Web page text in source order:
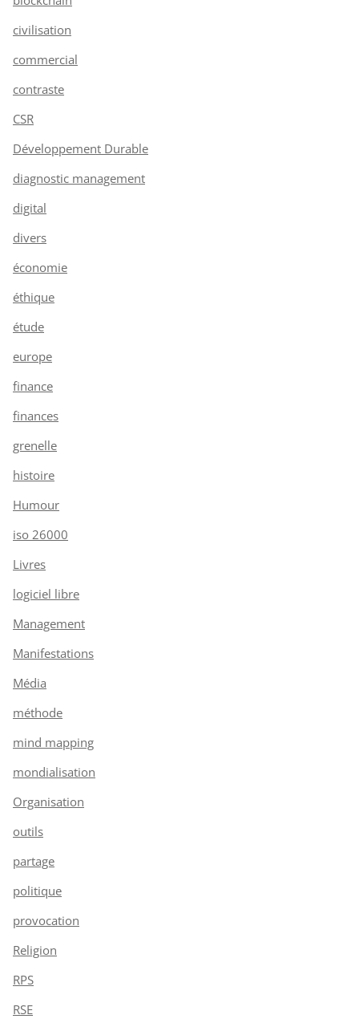
civilisation
commercial
contraste
CSR
Développement Durable
diagnostic management
digital
divers
économie
éthique
étude
europe
finance
finances
grenelle
histoire
Humour
iso 26000
Livres
logiciel libre
Management
Manifestations
Média
méthode
mind mapping
mondialisation
Organisation
outils
partage
politique
provocation
Religion
RPS
RSE